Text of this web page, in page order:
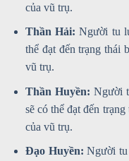
của vũ trụ.
Thần Hải: Người tu
thể đạt đến trạng thái
vũ trụ.
Thần Huyền: Người
sẽ có thể đạt đến
của vũ trụ.
Đạo Huyền: Người tu